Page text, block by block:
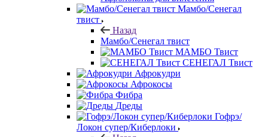
Мамбо/Сенегал
твист
Назад
Мамбо/Сенегал твист
МАМБО Твист
СЕНЕГАЛ Твист
Афрокудри
Афрокосы
Фибра
Дреды
Гофрэ/
Локон супер/Киберлоки